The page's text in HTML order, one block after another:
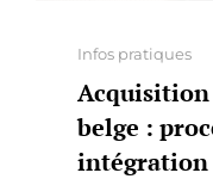
Categories
Infos pratiques
belge :
intégration